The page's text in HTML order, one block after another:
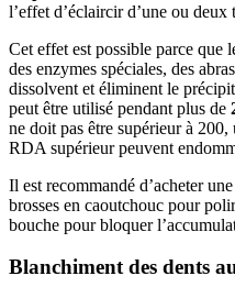
l’effet d’éclaircir d’une ou deux
Cet effet est possible parce que
des enzymes spéciales, des
dissolvent et éliminent le
peut être utilisé pendant plus de
ne doit pas être supérieur à
RDA supérieur peuvent
Il est recommandé d’acheter
brosses en caoutchouc pour
bouche pour bloquer
Blanchiment des dents